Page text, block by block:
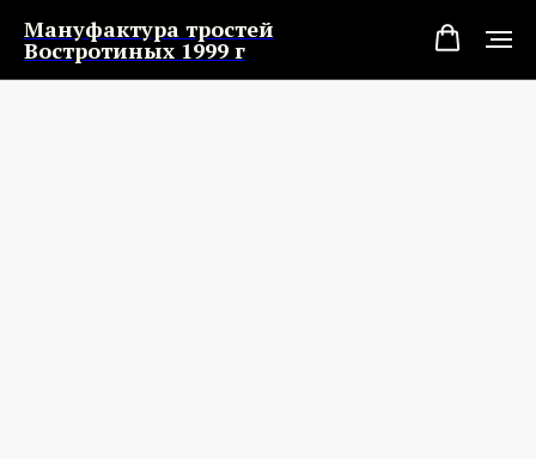
Мануфактура тростей
Востротиных 1999 г